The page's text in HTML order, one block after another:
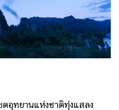
อุทยานแห่งชาติทุ่งแสลง